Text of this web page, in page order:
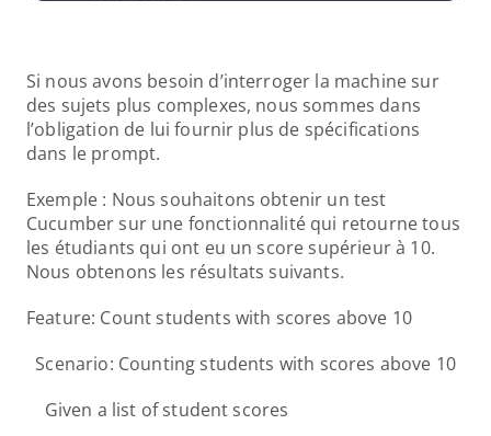
Si nous avons besoin d’interroger la machine sur
des sujets plus complexes, nous sommes dans
l’obligation de lui fournir plus de spécifications
dans le prompt.
Exemple : Nous souhaitons obtenir un test
Cucumber sur une fonctionnalité qui retourne tous
les étudiants qui ont eu un score supérieur à 10.
Nous obtenons les résultats suivants.
Feature: Count students with scores above 10
Scenario: Counting students with scores above 10
Given a list of student scores